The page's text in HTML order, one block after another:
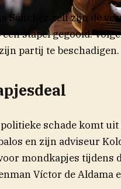
Sánchez zelf zijn de
stapel gegooid.
partij te beschadigen.
schade komt
en zijn adviseur
mondkapjes tijdens
Víctor de